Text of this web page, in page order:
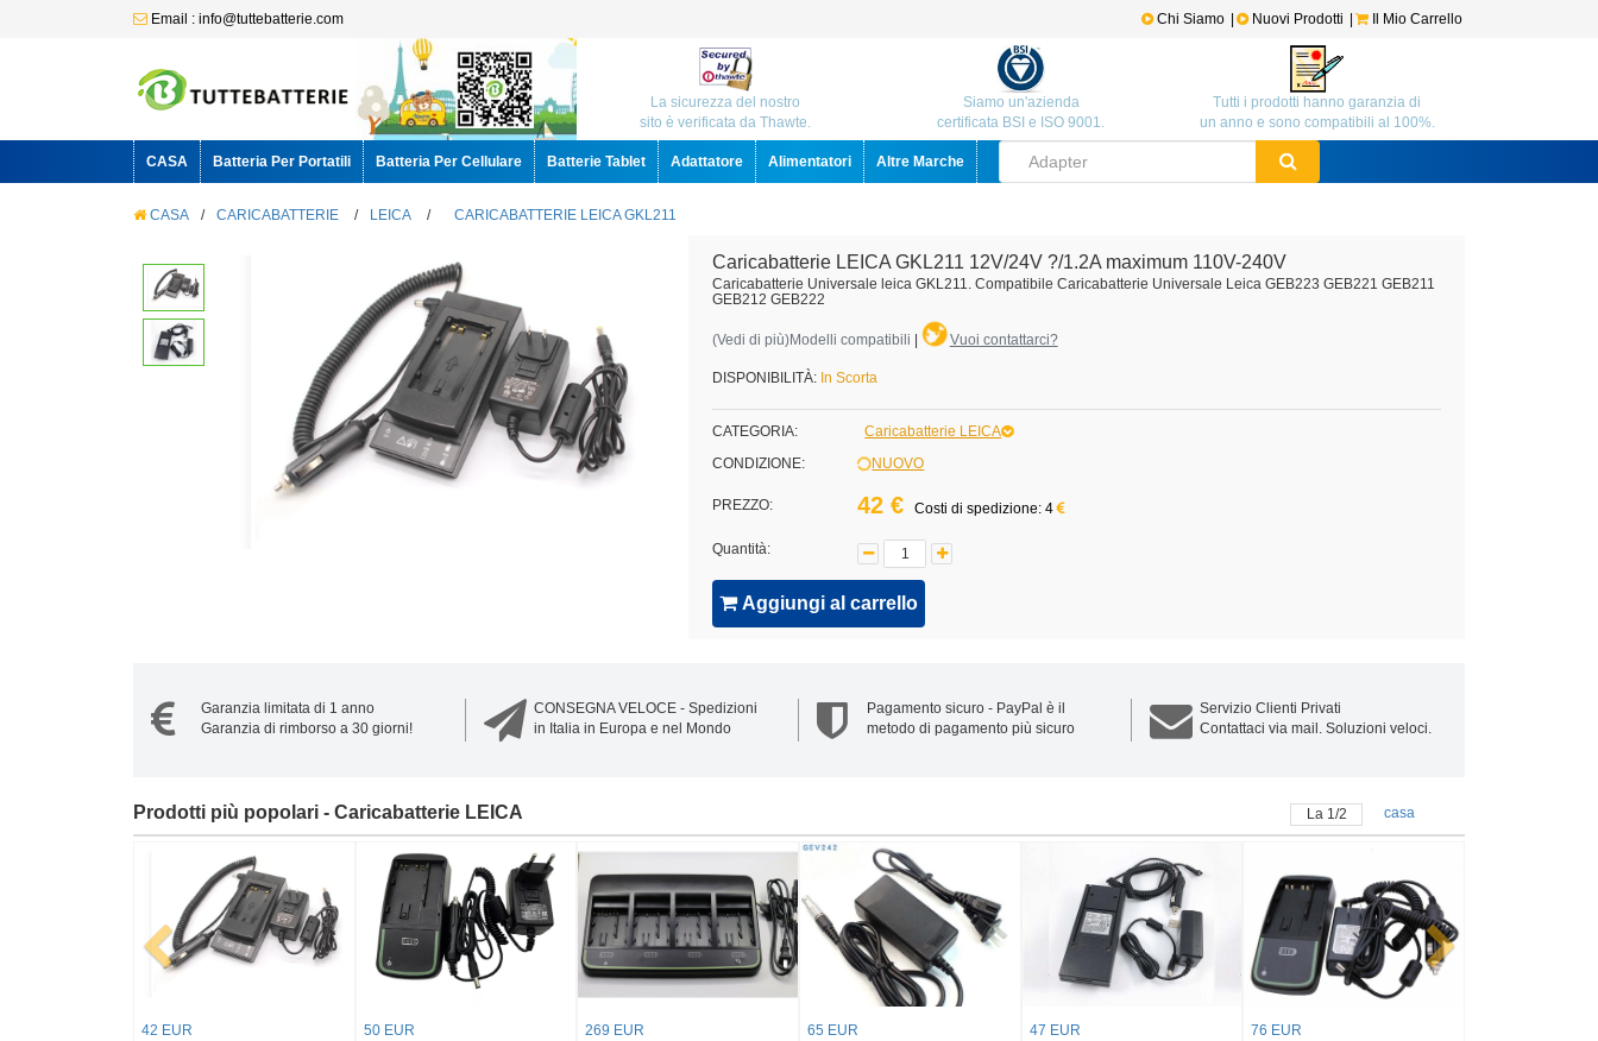
Email : info@tuttebatterie.com Il Mio Carrello
Nuovi Prodotti
Chi Siamo
La sicurezza del nostro
sito è verificata da Thawte.
Siamo un'azienda
certificata BSI e ISO 9001.
Tutti i prodotti hanno garanzia di
un anno e sono compatibili al 100%.
CASA Batteria Per Portatili Batteria Per Cellulare Batterie Tablet Adattatore Alimentatori Altre Marche
CASA / CARICABATTERIE / LEICA / CARICABATTERIE LEICA GKL211
Caricabatterie LEICA GKL211 12V/24V ?/1.2A maximum 110V-240V
Caricabatterie Universale leica GKL211. Compatibile Caricabatterie Universale Leica GEB223 GEB221 GEB211
GEB212 GEB222
(Vedi di più)Modelli compatibili Vuoi contattarci?
DISPONIBILITÀ: In Scorta
CATEGORIA:
Caricabatterie LEICA
CONDIZIONE:
NUOVO
PREZZO: 42 € Costi di spedizione: 4
Quantità:
Aggiungi al carrello
Garanzia limitata di 1 anno
Garanzia di rimborso a 30 giorni!
CONSEGNA VELOCE - Spedizioni
in Italia in Europa e nel Mondo
Pagamento sicuro - PayPal è il
metodo di pagamento più sicuro
Servizio Clienti Privati
Contattaci via mail. Soluzioni veloci.
Prodotti più popolari - Caricabatterie LEICA La 1/2 casa
76 EUR
47 EUR
35 EUR